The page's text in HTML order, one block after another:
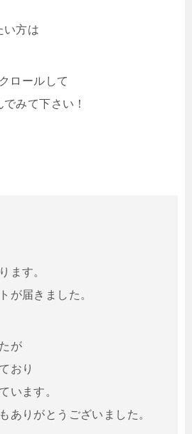
い方は
ロールして
みて下さい！
ます。
が届きました。
が
おり
います。
ありがとうございました。